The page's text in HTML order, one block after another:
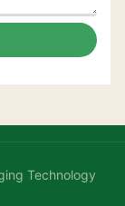
Technology